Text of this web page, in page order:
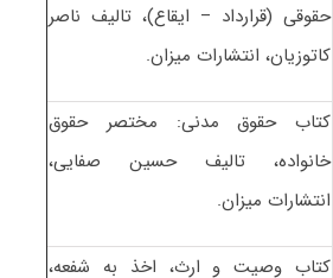
حقوقی (قرارداد – ایقاع)، تالیف ناصر
کاتوزیان، انتشارات میزان.
کتاب حقوق مدنی: مختصر حقوق
خانواده، تالیف حسین صفایی،
انتشارات میزان.
کتاب وصیت و ارث، اخذ به شفعه،